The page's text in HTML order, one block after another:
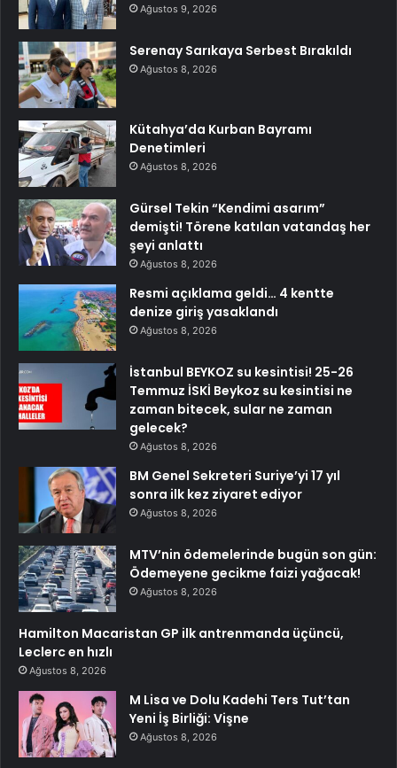
Ağustos 9, 2026
Serenay Sarıkaya Serbest Bırakıldı
Ağustos 8, 2026
Kütahya’da Kurban Bayramı
Denetimleri
Ağustos 8, 2026
Gürsel Tekin “Kendimi asarım”
demişti! Törene katılan vatandaş her
şeyi anlattı
Ağustos 8, 2026
Resmi açıklama geldi… 4 kentte
denize giriş yasaklandı
Ağustos 8, 2026
İstanbul BEYKOZ su kesintisi! 25-26
Temmuz İSKİ Beykoz su kesintisi ne
zaman bitecek, sular ne zaman
gelecek?
Ağustos 8, 2026
BM Genel Sekreteri Suriye’yi 17 yıl
sonra ilk kez ziyaret ediyor
Ağustos 8, 2026
MTV’nin ödemelerinde bugün son gün:
Ödemeyene gecikme faizi yağacak!
Ağustos 8, 2026
Hamilton Macaristan GP ilk antrenmanda üçüncü,
Leclerc en hızlı
Ağustos 8, 2026
M Lisa ve Dolu Kadehi Ters Tut’tan
Yeni İş Birliği: Vişne
Ağustos 8, 2026